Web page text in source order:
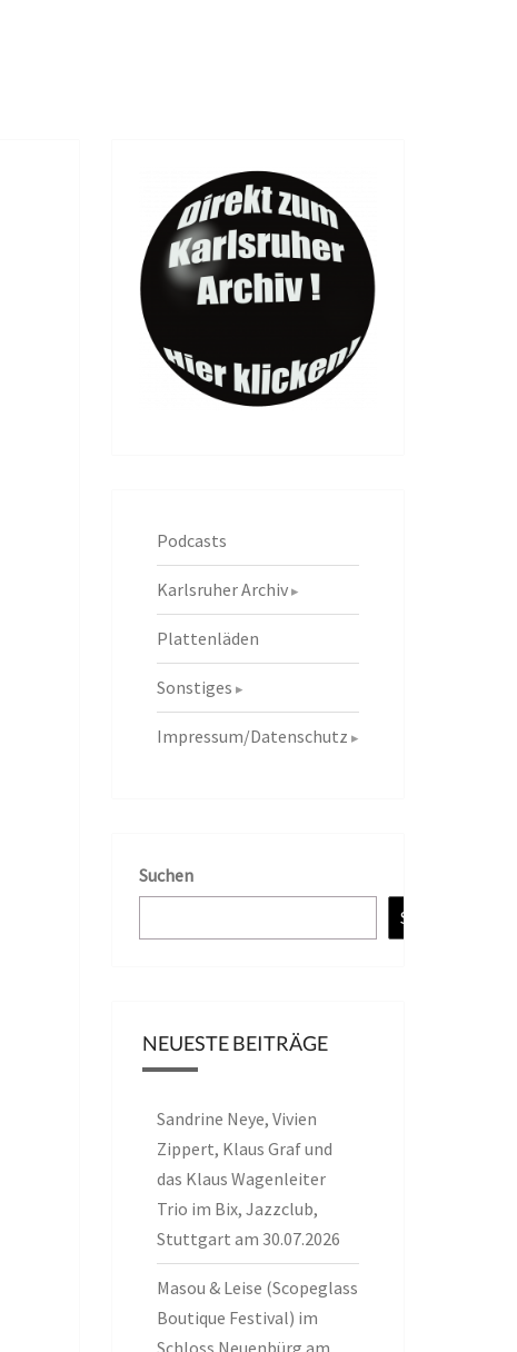
Podcasts
Karlsruher Archiv
Plattenläden
Sonstiges
Impressum/Datenschutz
Suchen
Suchen
NEUESTE BEITRÄGE
Sandrine Neye, Vivien
Zippert, Klaus Graf und
das Klaus Wagenleiter
Trio im Bix, Jazzclub,
Stuttgart am 30.07.2026
Masou & Leise (Scopeglass
Boutique Festival) im
Schloss Neuenbürg am